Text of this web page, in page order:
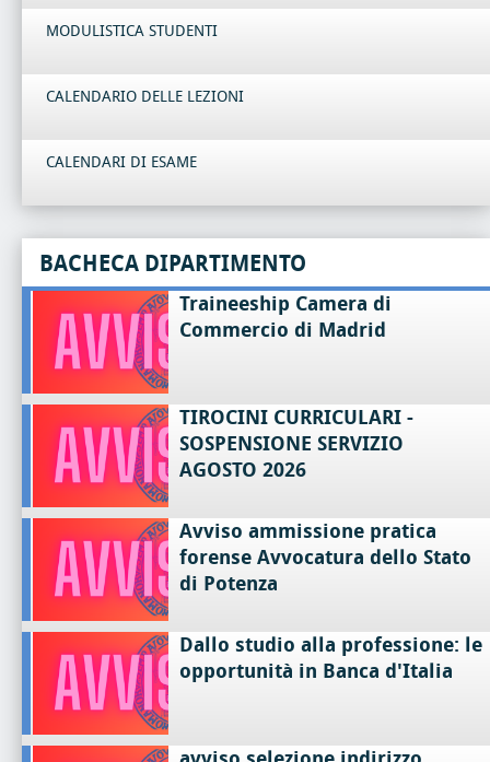
MODULISTICA STUDENTI
CALENDARIO DELLE LEZIONI
CALENDARI DI ESAME
BACHECA DIPARTIMENTO
Traineeship Camera di
Commercio di Madrid
TIROCINI CURRICULARI -
SOSPENSIONE SERVIZIO
AGOSTO 2026
Avviso ammissione pratica
forense Avvocatura dello Stato
di Potenza
Dallo studio alla professione: le
opportunità in Banca d'Italia